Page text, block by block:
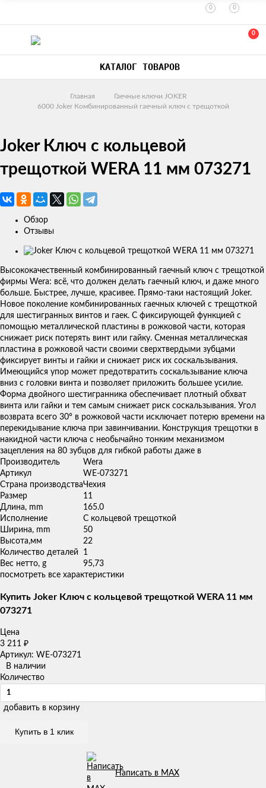
0 0
0
КАТАЛОГ ТОВАРОВ
Главная
Гаечные ключи JOKER
6000 Joker Комбинированный гаечный ключ с трещоткой
Joker Ключ с кольцевой
трещоткой WERA 11 мм 073271
Обзор
Отзывы
Изображения
товаров
Высококачественный комбинированный гаечный ключ с трещоткой
фирмы Wera: всё, что должен делать гаечный ключ, и даже много
больше. Быстрее, лучше, красивее. Прямо-таки настоящий Joker.
Новое поколение комбинированных гаечных ключей с трещоткой
для шестигранных винтов и гаек. С фиксирующей функцией с
помощью металлической пластины в рожковой части, которая
снижает риск потерять винт или гайку. Сменная металлическая
пластина в рожковой части своими сверхтвердыми зубцами
фиксирует винты и гайки и снижает риск их соскальзывания.
Имеющийся упор может предотвратить соскальзывание ключа
вниз с головки винта и позволяет приложить большее усилие.
Форма двойного шестигранника обеспечивает плотный обхват
винта или гайки и тем самым снижает риск соскальзывания. Угол
возврата всего 30° в рожковой части исключает потерю времени на
перекидывание ключа при завинчивании. Конструкция трещотки в
накидной части ключа с необычайно тонким механизмом
зацепления на 80 зубцов для гибкой работы даже в
Производитель
Wera
Артикул
WE-073271
Страна производстваЧехия
Размер
11
Длина, mm
165.0
Исполнение
С кольцевой трещоткой
Ширина, mm
50
Высота,мм
22
Количество деталей
1
Вес нетто, g
95,73
посмотреть все характеристики
Купить Joker Ключ с кольцевой трещоткой WERA 11 мм
073271
Цена
3 211 ₽
Артикул: WE-073271
В наличии
Количество
добавить в корзину
Купить в 1 клик
Написать в MAX